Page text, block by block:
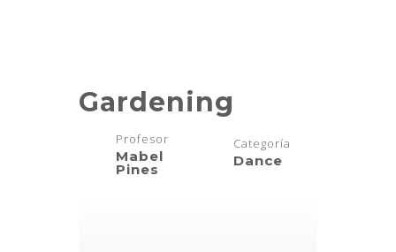
Gardening
Profesor
Mabel
Pines
Categoría
Dance